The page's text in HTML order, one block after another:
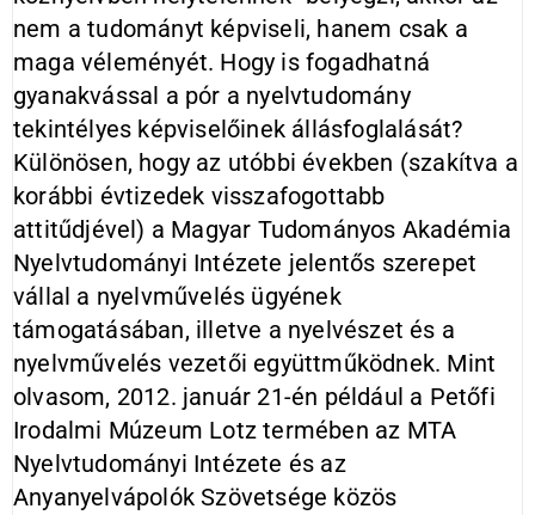
nem a tudományt képviseli, hanem csak a
maga véleményét. Hogy is fogadhatná
gyanakvással a pór a nyelvtudomány
tekintélyes képviselőinek állásfoglalását?
Különösen, hogy az utóbbi években (szakítva a
korábbi évtizedek visszafogottabb
attitűdjével) a Magyar Tudományos Akadémia
Nyelvtudományi Intézete jelentős szerepet
vállal a nyelvművelés ügyének
támogatásában, illetve a nyelvészet és a
nyelvművelés vezetői együttműködnek. Mint
olvasom, 2012. január 21-én például a Petőfi
Irodalmi Múzeum Lotz termében az MTA
Nyelvtudományi Intézete és az
Anyanyelvápolók Szövetsége közös